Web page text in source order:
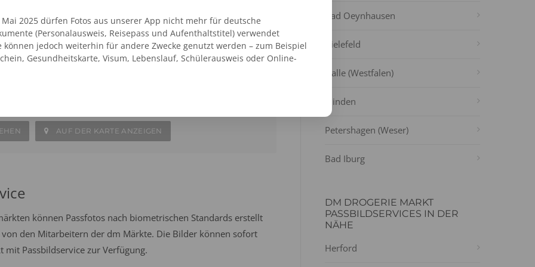
Sie vor Ort innerhalb weniger Minuten Ihre eigenen
Woolworth
AUF DER KARTE ANZEIGEN
können Passfotos nach biometrischen Standards erstellt
den Mitarbeitern der dm Märkte. Die Bilder können sofort
Passbildservice zur Verfügung.
Bad Oeynhausen
Bielefeld
Halle (Westfalen)
Minden
Petershagen (Weser)
Bad Iburg
DM DROGERIE MARKT
PASSBILDSERVICES IN DER
NÄHE
Herford
Mai 2025 dürfen Fotos aus unserer App nicht mehr für deutsche
(Personalausweis, Reisepass und Aufenthaltstitel) verwendet
können jedoch weiterhin für andere Zwecke genutzt werden – zum Beispiel
Gesundheitskarte, Visum, Lebenslauf, Schülerausweis oder Online-